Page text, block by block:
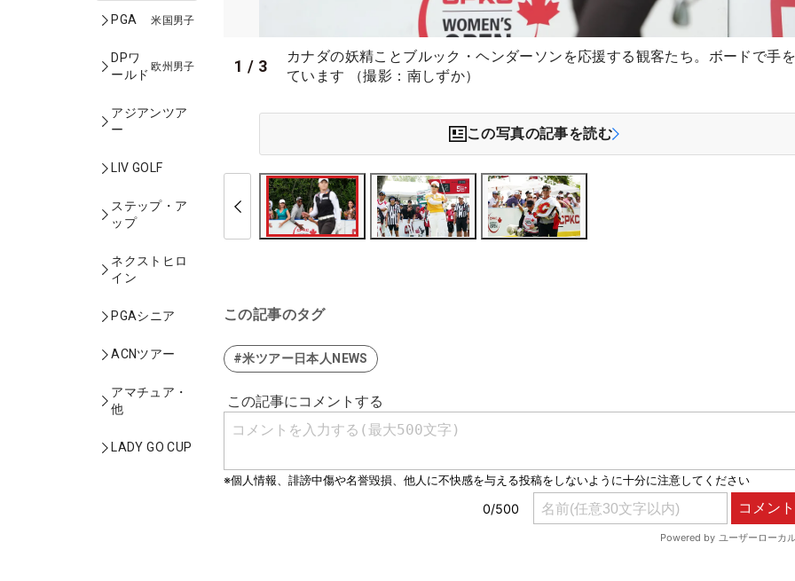
PGA 米国男子
DPワ
ールド
欧州男子
アジアンツア
ー
LIV GOLF
ステップ・ア
ップ
ネクストヒロ
イン
PGAシニア
ACNツアー
アマチュア・
他
LADY GO CUP
1 / 3
カナダの妖精ことブルック・ヘンダーソンを応援する観客たち。ボードで手
ています （撮影：南しずか）
この写真の記事を読む
この記事のタグ
#米ツアー日本人NEWS